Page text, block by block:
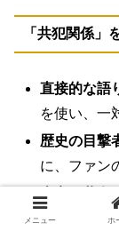
「共犯関係」
直接的な語
を使い、一
歴史の目撃
に、ファン
本音の共有
うに、逆境
メニュー ホ